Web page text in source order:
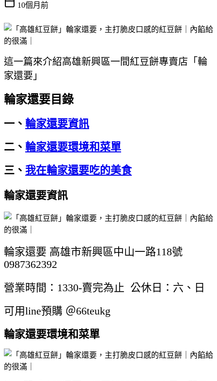
10個月前
這一篇來介紹高雄新興區一間紅豆餅專賣店「輪
家還要」
輪家還要目錄
一、 輪家還要資訊
二、 輪家還要環境和菜單
三、 我在輪家還要吃的美食
輪家還要資訊
輪家還要 高雄市新興區中山一路118號
0987362392
營業時間：1330-賣完為止 公休日：六、日
可用line預購 ＠66teukg
輪家還要環境和菜單